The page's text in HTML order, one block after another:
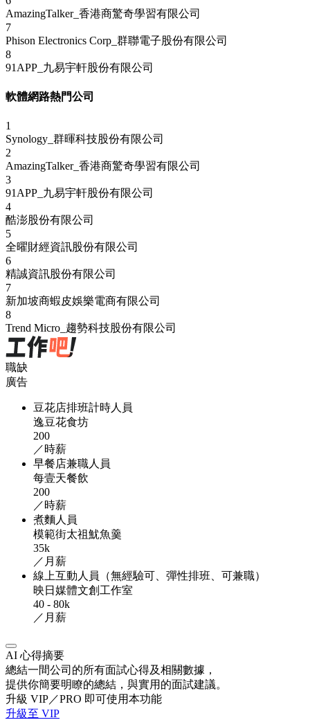
AmazingTalker_香港商驚奇學習有限公司
7
Phison Electronics Corp_群聯電子股份有限公司
8
91APP_九易宇軒股份有限公司
軟體網路熱門公司
1
Synology_群暉科技股份有限公司
2
AmazingTalker_香港商驚奇學習有限公司
3
91APP_九易宇軒股份有限公司
4
酷澎股份有限公司
5
全曜財經資訊股份有限公司
6
精誠資訊股份有限公司
7
新加坡商蝦皮娛樂電商有限公司
8
Trend Micro_趨勢科技股份有限公司
職缺
廣告
豆花店排班計時人員
逸豆花食坊
200
／時薪
早餐店兼職人員
每壹天餐飲
200
／時薪
煮麵人員
模範街太祖魷魚羹
35k
／月薪
線上互動人員（無經驗可、彈性排班、可兼職）
映日媒體文創工作室
40 - 80k
／月薪
AI 心得摘要
總結一間公司的所有面試心得及相關數據，
提供你簡要明瞭的總結，與實用的面試建議。
升級 VIP／PRO 即可使用本功能
升級至 VIP